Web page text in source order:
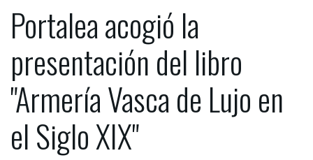
Portalea acogió la
presentación del libro
"Armería Vasca de Lujo en
el Siglo XIX"